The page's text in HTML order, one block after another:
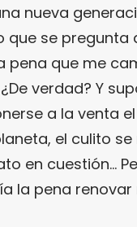
nueva
que se
pena que me
verdad? Y
a la venta el
el culito se
en cuestión…
la pena renovar